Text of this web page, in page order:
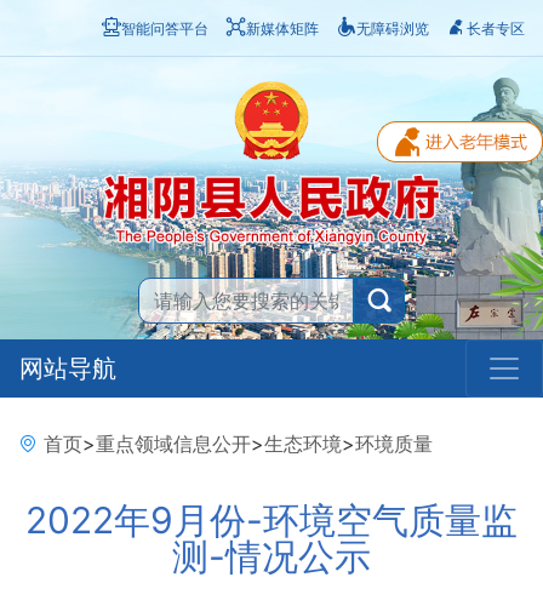
智能问答平台 新媒体矩阵 无障碍浏览 长者专区
网站导航
首页>重点领域信息公开>生态环境>环境质量
2022年9月份-环境空气质量监
测-情况公示